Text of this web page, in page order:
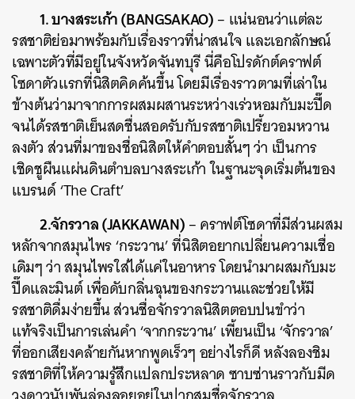
1. บางสระเก้า (BANGSAKAO)– แน่นอนว่าแต่ละ
รสชาติย่อมาพร้อมกับเรื่องราวที่น่าสนใจ และเอกลักษณ์
เฉพาะตัวที่มีอยู่ในจังหวัดจันทบุรี นี่คือโปรดักต์คราฟต์
โซดาตัวแรกที่นิสิตคิดค้นขึ้น โดยมีเรื่องราวตามที่เล่าใน
ข้างต้นว่ามาจากการผสมผสานระหว่างเร่วหอมกับมะปี๊ด
จนได้รสชาติเย็นสดชื่นสอดรับกับรสชาติเปรี้ยวอมหวาน
ลงตัว ส่วนที่มาของชื่อนิสิตให้คำตอบสั้นๆ ว่า เป็นการ
เชิดชูผืนแผ่นดินตำบลบางสระเก้า ในฐานะจุดเริ่มต้นของ
แบรนด์ ‘The Craft’
2.จักรวาล (JAKKAWAN)– คราฟต์โซดาที่มีส่วนผสม
หลักจากสมุนไพร ‘กระวาน’ ที่นิสิตอยากเปลี่ยนความเชื่อ
เดิมๆ ว่า สมุนไพรใส่ได้แค่ในอาหาร โดยนำมาผสมกับมะ
ปี๊ดและมินต์ เพื่อดับกลิ่นฉุนของกระวานและช่วยให้มี
รสชาติดื่มง่ายขึ้น ส่วนชื่อจักรวาลนิสิตตอบปนขำว่า
แท้จริงเป็นการเล่นคำ ‘จากกระวาน’ เพี้ยนเป็น ‘จักรวาล’
ที่ออกเสียงคล้ายกันหากพูดเร็วๆ อย่างไรก็ดี หลังลองชิม
รสชาติที่ให้ความรู้สึกแปลกประหลาด ซาบซ่านราวกับมีด